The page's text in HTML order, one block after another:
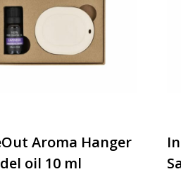
Aroma Hanger
oil 10 ml